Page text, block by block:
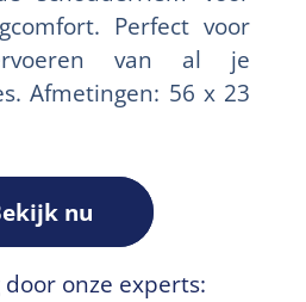
Perfect voor
van al je
Afmetingen: 56 x 23
nu
onze experts: